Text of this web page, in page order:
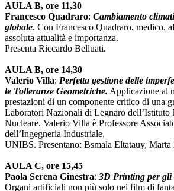
AULA B, ore 11,30
Francesco Quadraro: Cambiamento
globale. Con Francesco Quadraro, medico,
assoluta attualità e importanza.
Presenta Riccardo Belluati.
AULA B, ore 14,30
Valerio Villa: Perfetta gestione delle
le Tolleranze Geometriche. Applicazione al
prestazioni di un componente critico di una
Laboratori Nazionali di Legnaro dell’Istituto
Nucleare. Valerio Villa è Professore
dell’Ingegneria Industriale,
UNIBS. Presentano: Bsmala Eltatauy, Marta
AULA C, ore 15,45
Paola Serena Ginestra: 3D Printing per
Organi artificiali non più solo nei film di